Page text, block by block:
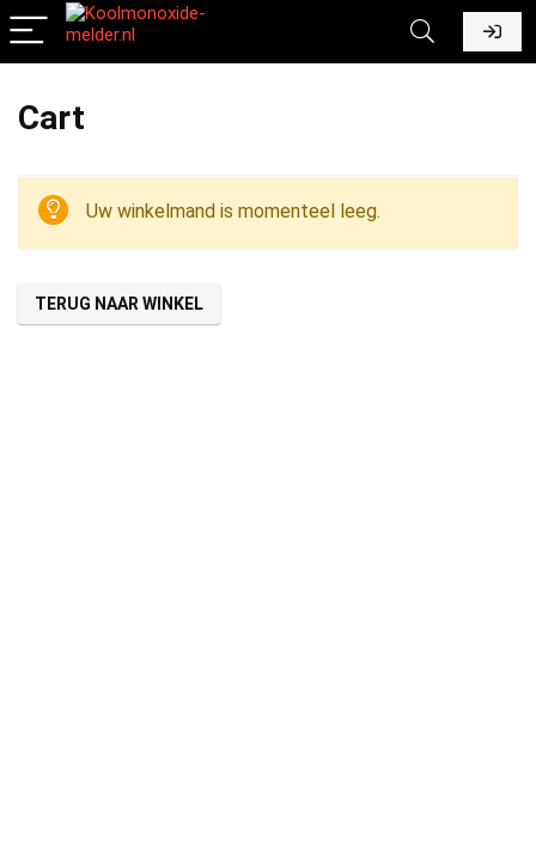
Cart
Uw winkelmand is momenteel leeg.
TERUG NAAR WINKEL